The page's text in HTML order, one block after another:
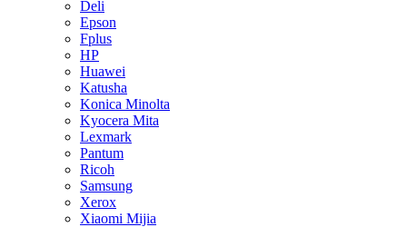
Deli
Epson
Fplus
HP
Huawei
Katusha
Konica Minolta
Kyocera Mita
Lexmark
Pantum
Ricoh
Samsung
Xerox
Xiaomi Mijia